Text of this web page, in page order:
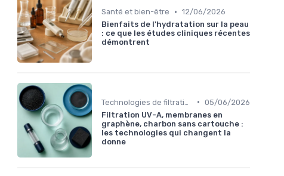
Santé et bien-être • 12/06/2026
Bienfaits de l'hydratation sur la peau
: ce que les études cliniques récentes
démontrent
• 05/06/2026
Filtration UV-A, membranes en
graphène, charbon sans cartouche :
les technologies qui changent la
donne